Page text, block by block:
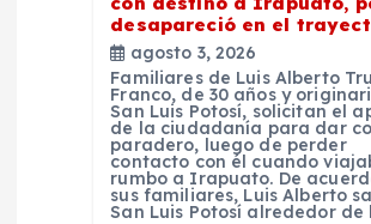
desapareció en el
agosto 3, 2026
Familiares de Luis Alberto
Franco, de 30 años y
San Luis Potosí, solicitan el
de la ciudadanía para dar
paradero, luego de perder
contacto con él cuando
rumbo a Irapuato. De
sus familiares, Luis Alberto
San Luis Potosí alrededor de